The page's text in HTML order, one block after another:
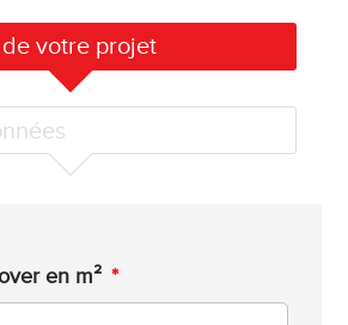
votre projet
en m² *